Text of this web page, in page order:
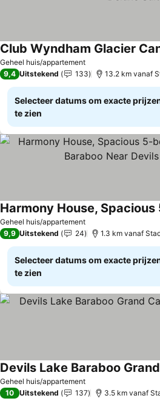
Geheel huis/appartement
9,4 Uitstekend 133 13.2 km vanaf
Selecteer datums om exacte
te zien
Geheel huis/appartement
9,9 Uitstekend 24 1.3 km vanaf
Selecteer datums om exacte
te zien
Geheel huis/appartement
10 Uitstekend 137 3.5 km vanaf